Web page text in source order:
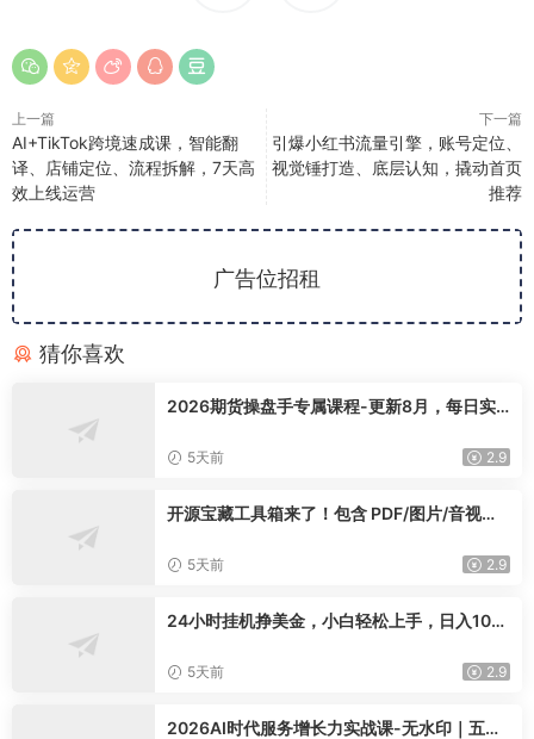
上一篇
AI+TikTok跨境速成课，智能翻
译、店铺定位、流程拆解，7天高
效上线运营
下一篇
引爆小红书流量引擎，账号定位、
视觉锤打造、底层认知，撬动首页
推荐
广告位招租
猜你喜欢
2026期货操盘手专属课程-更新8月，每日实
5天前 2.9
开源宝藏工具箱来了！包含 PDF/图片/音视频/
knit-desktop
5天前 2.9
24小时挂机挣美金，小白轻松上手，日入100
5天前 2.9
2026AI时代服务增长力实战课-无水印｜五力